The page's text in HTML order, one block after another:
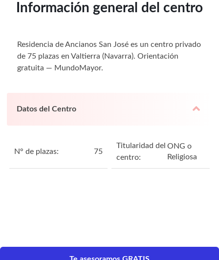
Información general del centro
Residencia de Ancianos San José es un centro privado
de 75 plazas en Valtierra (Navarra). Orientación
gratuita — MundoMayor.
Datos del Centro
N° de plazas: 75
Titularidad del
centro:
ONG o
Religiosa